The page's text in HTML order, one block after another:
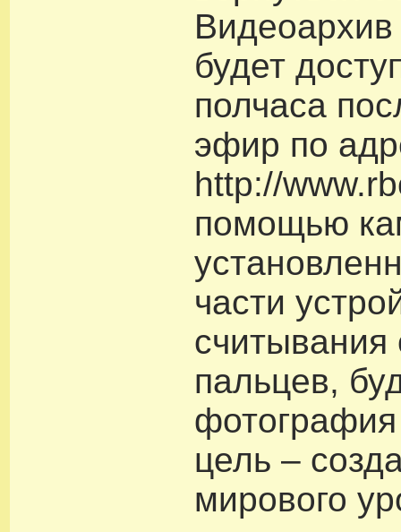
будет
полчаса
эфир по
http://
помощью
части
считывания
пальцев,
цель –
мирового